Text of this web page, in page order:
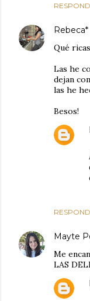
Rebeca*
Qué
Las he
dejan
las he
Besos!
Mayte
Me
LAS